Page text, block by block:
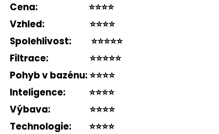
Cena: ⭐️⭐️⭐️⭐️
Vzhled: ⭐️⭐️⭐️⭐️
Spolehlivost: ⭐️⭐️⭐️⭐️⭐️
Filtrace: ⭐️⭐️⭐️⭐️⭐️
Pohyb v bazénu:⭐️⭐️⭐️⭐️
Inteligence: ⭐️⭐️⭐️⭐️
Výbava: ⭐️⭐️⭐️⭐️
Technologie: ⭐️⭐️⭐️⭐️